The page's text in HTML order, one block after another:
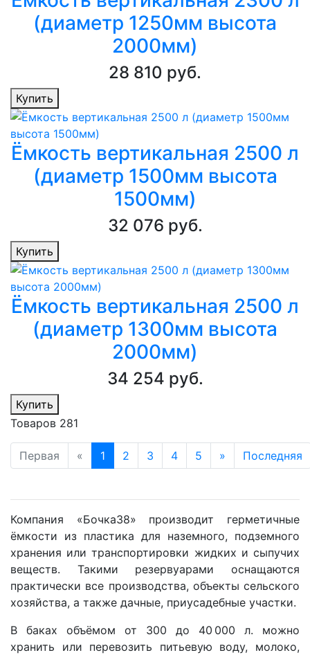
(диаметр 1250мм высота
2000мм)
28 810 руб.
Купить
Ёмкость вертикальная 2500 л
(диаметр 1500мм высота
1500мм)
32 076 руб.
Купить
Ёмкость вертикальная 2500 л
(диаметр 1300мм высота
2000мм)
34 254 руб.
Купить
Товаров 281
Первая « 1 2 3 4 5 » Последняя
Компания «Бочка38» производит герметичные
ёмкости из пластика для наземного, подземного
хранения или транспортировки жидких и сыпучих
веществ. Такими резервуарами оснащаются
практически все производства, объекты сельского
хозяйства, а также дачные, приусадебные участки.
В баках объёмом от 300 до 40 000 л. можно
хранить или перевозить питьевую воду, молоко,